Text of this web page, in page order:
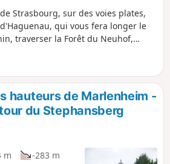
Strasbourg, sur des voies plates,
qui vous fera longer le
traverser la Forêt du Neuhof,
en longeant le Vieux Rhin
Rives, à cheval sur le Rhin et la
et Kehl.
hauteurs de Marlenheim -
du Stephansberg
m
-283 m